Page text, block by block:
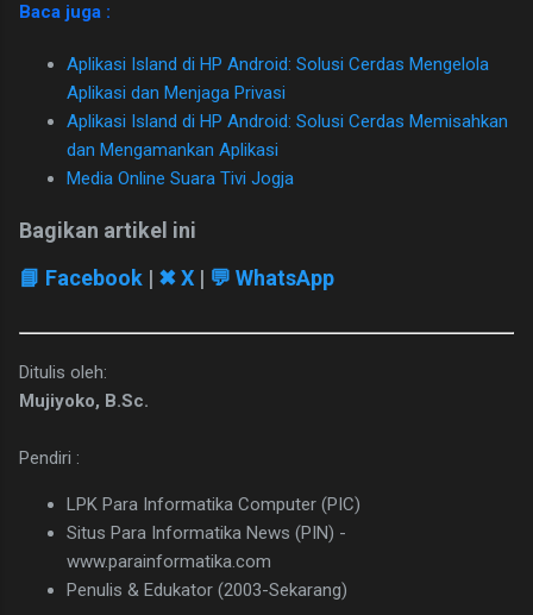
Baca juga :
Aplikasi Island di HP Android: Solusi Cerdas Mengelola
Aplikasi dan Menjaga Privasi
Aplikasi Island di HP Android: Solusi Cerdas Memisahkan
dan Mengamankan Aplikasi
Media Online Suara Tivi Jogja
Bagikan artikel ini
📘 Facebook | ✖ X | 💬 WhatsApp
Ditulis oleh:
Mujiyoko, B.Sc.
Pendiri :
LPK Para Informatika Computer (PIC)
Situs Para Informatika News (PIN) -
www.parainformatika.com
Penulis & Edukator (2003-Sekarang)